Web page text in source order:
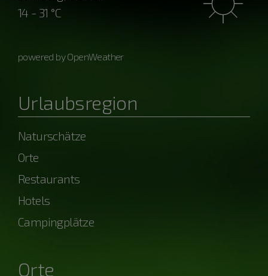
14 - 31 °C
powered by OpenWeather
Urlaubsregion
Naturschätze
Orte
Restaurants
Hotels
Campingplätze
Orte